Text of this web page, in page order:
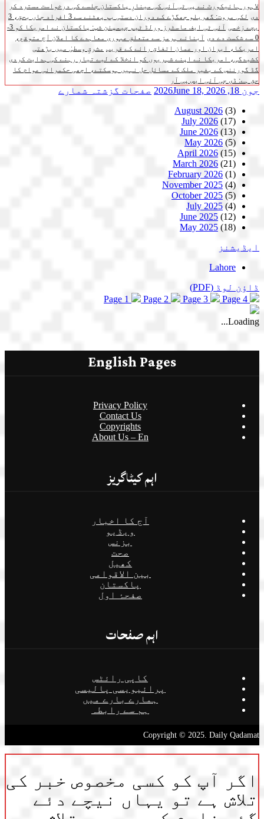
لاہور ہائیکورٹ نے پی ٹی آئی کی مینارِ پاکستان جلسے کی درخواست مسترد کر
دی
لکی مروت: گھریلو جھگڑے کے دوران دستی بم پھٹنے سے 3 افراد جاں بحق، 3
بچے زخمی
آئی ٹی ایف ماسٹرز ورلڈ ٹیم چیمپئن شپ: پاکستان نے امریکا کو 3-
0 سے شکست دے دی
آبنائے ہرمز سے متعلق عبوری معاہدے کا اعلان آج متوقع،
امریکا، ایران اور عمان اتفاق رائے کے قریب مشرقِ وسطیٰ میں بڑھتی
کشیدگی، امریکا نے اپنے شہریوں کو انخلا کے لیے تیار رہنے کی ہدایت کردی
گڈ گورننس کے بغیر ملک کے مسائل حل نہیں ہوسکتے، اچھی حکمرانی عوام کا
حق ہے: ڈی جی آئی ایس پی آر
جون 18, 2026 June 18, 2026 صفحات گزشتہ شمارے
August 2026 (3)
July 2026 (17)
June 2026 (13)
May 2026 (5)
April 2026 (15)
March 2026 (21)
February 2026 (1)
November 2025 (4)
October 2025 (5)
July 2025 (4)
June 2025 (12)
May 2025 (18)
ایڈیشنز
Lahore
ڈاؤن لوڈ (PDF)
Page 1
Page 2 Page 3 Page 4
Loading...
English Pages
Privacy Policy
Contact Us
Copyrights
About Us – En
اہم کیٹاگریز
آج کا اخبار
ویڈیو
بزنس
صحت
کھیل
بین الاقوامی
پاکستان
صفحۂ اول
اہم صفحات
کاپی رائٹس
پرائیویسی پالیسی
ہمارے بارے میں
ہم سے رابطہ
Copyright © 2025. Daily Qadamat
اگر آپ کو کسی مخصوص خبر کی
تلاش ہے تو یہاں نیچے دئے